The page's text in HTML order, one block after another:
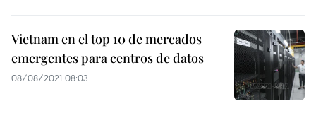
Vietnam en el top 10 de mercados
emergentes para centros de datos
08/08/2021 08:03